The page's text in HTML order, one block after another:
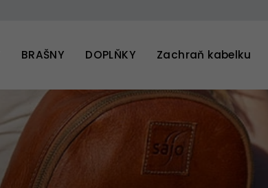
BRAŠNY DOPLŇKY Zachraň kabelku